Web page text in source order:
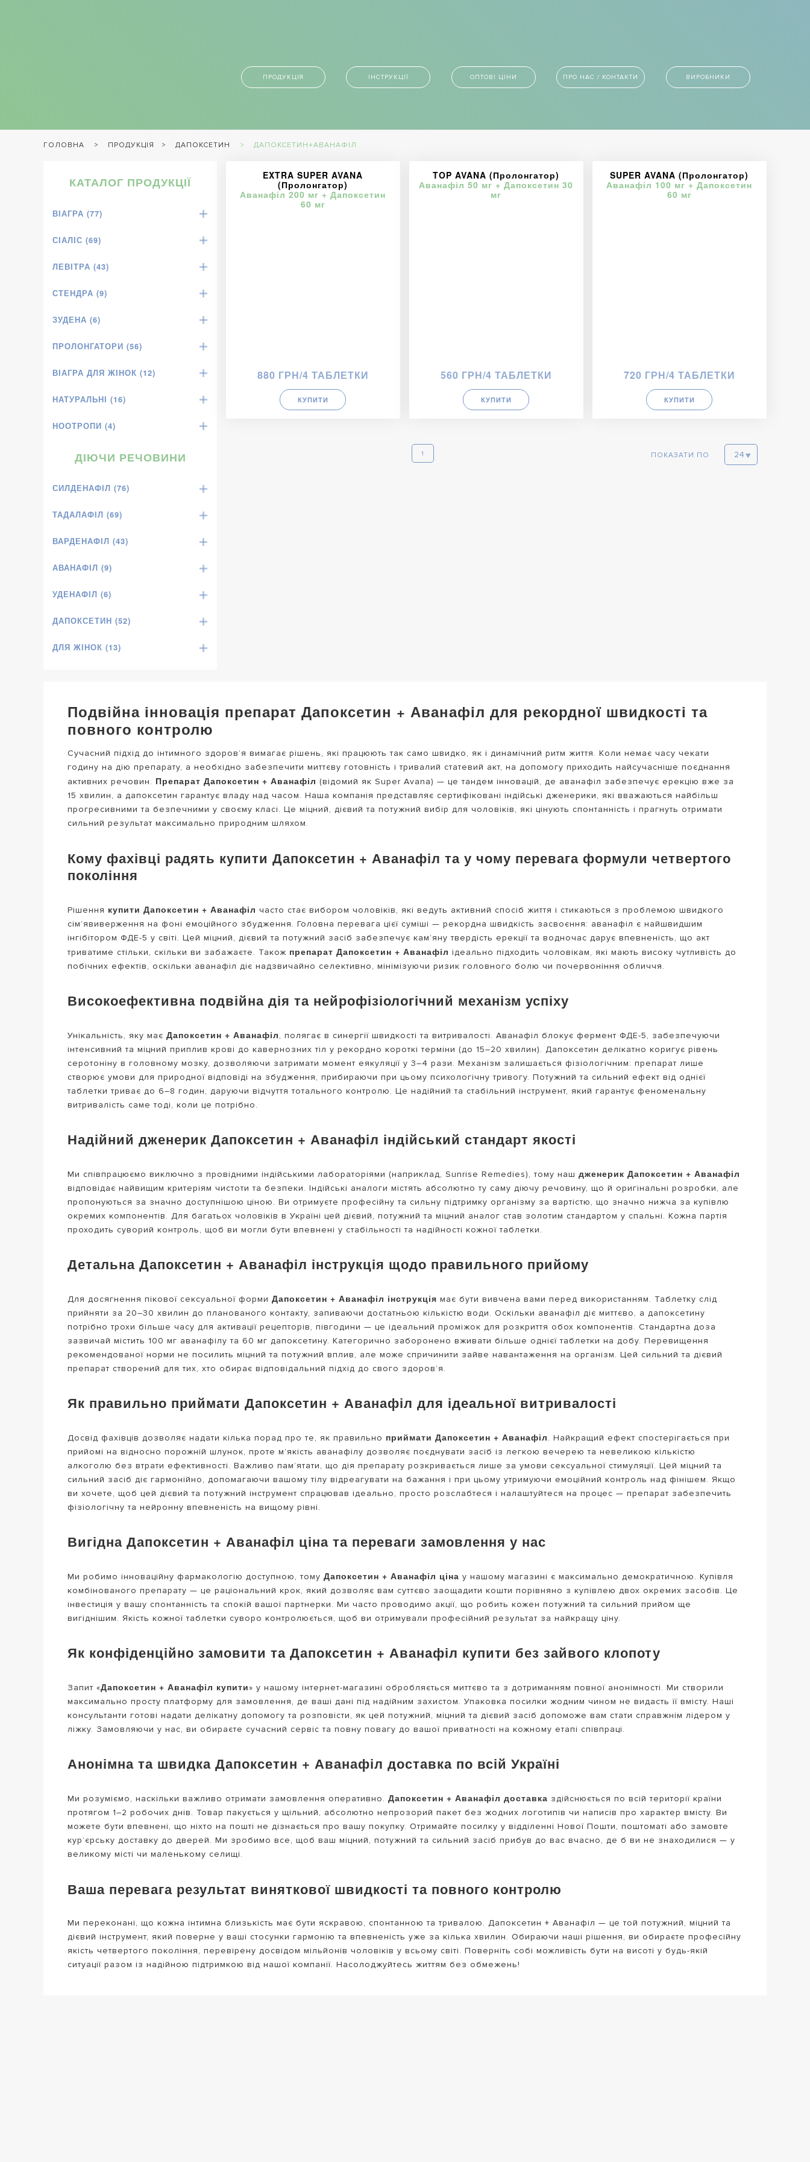
ПРОДУКЦІЯ ІНСТРУКЦІЇ ОПТОВІ ЦІНИ ПРО НАС / КОНТАКТИ ВИРОБНИКИ
ГОЛОВНА ПРОДУКЦІЯ ДАПОКСЕТИН ДАПОКСЕТИН+АВАНАФІЛ
КАТАЛОГ ПРОДУКЦІЇ
ВІАГРА (77)
СІАЛІС (69)
ЛЕВІТРА (43)
СТЕНДРА (9)
ЗУДЕНА (6)
ПРОЛОНГАТОРИ (56)
ВІАГРА ДЛЯ ЖІНОК (12)
НАТУРАЛЬНІ (16)
НООТРОПИ (4)
ДІЮЧИ РЕЧОВИНИ
СИЛДЕНАФІЛ (76)
ТАДАЛАФІЛ (69)
ВАРДЕНАФІЛ (43)
АВАНАФІЛ (9)
УДЕНАФІЛ (6)
ДАПОКСЕТИН (52)
ДЛЯ ЖІНОК (13)
EXTRA SUPER AVANA
(Пролонгатор)
Аванафіл 200 мг + Дапоксетин
60 мг
880 ГРН/4 ТАБЛЕТКИ
КУПИТИ
TOP AVANA (Пролонгатор)
Аванафіл 50 мг + Дапоксетин 30
мг
560 ГРН/4 ТАБЛЕТКИ
КУПИТИ
SUPER AVANA (Пролонгатор)
Аванафіл 100 мг + Дапоксетин
60 мг
720 ГРН/4 ТАБЛЕТКИ
КУПИТИ
1 ПОКАЗАТИ ПО
Подвійна інновація препарат Дапоксетин + Аванафіл для рекордної швидкості та
повного контролю
Сучасний підхід до інтимного здоров’я вимагає рішень, які працюють так само швидко, як і динамічний ритм життя. Коли немає часу чекати
годину на дію препарату, а необхідно забезпечити миттєву готовність і тривалий статевий акт, на допомогу приходить найсучасніше поєднання
активних речовин. Препарат Дапоксетин + Аванафіл (відомий як Super Avana) — це тандем інновацій, де аванафіл забезпечує ерекцію вже за
15 хвилин, а дапоксетин гарантує владу над часом. Наша компанія представляє сертифіковані індійські дженерики, які вважаються найбільш
прогресивними та безпечними у своєму класі. Це міцний, дієвий та потужний вибір для чоловіків, які цінують спонтанність і прагнуть отримати
сильний результат максимально природним шляхом.
Кому фахівці радять купити Дапоксетин + Аванафіл та у чому перевага формули четвертого
покоління
Рішення купити Дапоксетин + Аванафіл часто стає вибором чоловіків, які ведуть активний спосіб життя і стикаються з проблемою швидкого
сім’явиверження на фоні емоційного збудження. Головна перевага цієї суміші — рекордна швидкість засвоєння: аванафіл є найшвидшим
інгібітором ФДЕ-5 у світі. Цей міцний, дієвий та потужний засіб забезпечує кам’яну твердість ерекції та водночас дарує впевненість, що акт
триватиме стільки, скільки ви забажаєте. Також препарат Дапоксетин + Аванафіл ідеально підходить чоловікам, які мають високу чутливість до
побічних ефектів, оскільки аванафіл діє надзвичайно селективно, мінімізуючи ризик головного болю чи почервоніння обличчя.
Високоефективна подвійна дія та нейрофізіологічний механізм успіху
Унікальність, яку має Дапоксетин + Аванафіл, полягає в синергії швидкості та витривалості. Аванафіл блокує фермент ФДЕ-5, забезпечуючи
інтенсивний та міцний приплив крові до кавернозних тіл у рекордно короткі терміни (до 15–20 хвилин). Дапоксетин делікатно коригує рівень
серотоніну в головному мозку, дозволяючи затримати момент еякуляції у 3–4 рази. Механізм залишається фізіологічним: препарат лише
створює умови для природної відповіді на збудження, прибираючи при цьому психологічну тривогу. Потужний та сильний ефект від однієї
таблетки триває до 6–8 годин, даруючи відчуття тотального контролю. Це надійний та стабільний інструмент, який гарантує феноменальну
витривалість саме тоді, коли це потрібно.
Надійний дженерик Дапоксетин + Аванафіл індійський стандарт якості
Ми співпрацюємо виключно з провідними індійськими лабораторіями (наприклад, Sunrise Remedies), тому наш дженерик Дапоксетин + Аванафіл
відповідає найвищим критеріям чистоти та безпеки. Індійські аналоги містять абсолютно ту саму діючу речовину, що й оригінальні розробки, але
пропонуються за значно доступнішою ціною. Ви отримуєте професійну та сильну підтримку організму за вартістю, що значно нижча за купівлю
окремих компонентів. Для багатьох чоловіків в Україні цей дієвий, потужний та міцний аналог став золотим стандартом у спальні. Кожна партія
проходить суворий контроль, щоб ви могли бути впевнені у стабільності та надійності кожної таблетки.
Детальна Дапоксетин + Аванафіл інструкція щодо правильного прийому
Для досягнення пікової сексуальної форми Дапоксетин + Аванафіл інструкція має бути вивчена вами перед використанням. Таблетку слід
прийняти за 20–30 хвилин до планованого контакту, запиваючи достатньою кількістю води. Оскільки аванафіл діє миттєво, а дапоксетину
потрібно трохи більше часу для активації рецепторів, півгодини — це ідеальний проміжок для розкриття обох компонентів. Стандартна доза
зазвичай містить 100 мг аванафілу та 60 мг дапоксетину. Категорично заборонено вживати більше однієї таблетки на добу. Перевищення
рекомендованої норми не посилить міцний та потужний вплив, але може спричинити зайве навантаження на організм. Цей сильний та дієвий
препарат створений для тих, хто обирає відповідальний підхід до свого здоров’я.
Як правильно приймати Дапоксетин + Аванафіл для ідеальної витривалості
Досвід фахівців дозволяє надати кілька порад про те, як правильно приймати Дапоксетин + Аванафіл. Найкращий ефект спостерігається при
прийомі на відносно порожній шлунок, проте м’якість аванафілу дозволяє поєднувати засіб із легкою вечерею та невеликою кількістю
алкоголю без втрати ефективності. Важливо пам’ятати, що дія препарату розкривається лише за умови сексуальної стимуляції. Цей міцний та
сильний засіб діє гармонійно, допомагаючи вашому тілу відреагувати на бажання і при цьому утримуючи емоційний контроль над фінішем. Якщо
ви хочете, щоб цей дієвий та потужний інструмент спрацював ідеально, просто розслабтеся і налаштуйтеся на процес — препарат забезпечить
фізіологічну та нейронну впевненість на вищому рівні.
Вигідна Дапоксетин + Аванафіл ціна та переваги замовлення у нас
Ми робимо інноваційну фармакологію доступною, тому Дапоксетин + Аванафіл ціна у нашому магазині є максимально демократичною. Купівля
комбінованого препарату — це раціональний крок, який дозволяє вам суттєво заощадити кошти порівняно з купівлею двох окремих засобів. Це
інвестиція у вашу спонтанність та спокій вашої партнерки. Ми часто проводимо акції, що робить кожен потужний та сильний прийом ще
вигіднішим. Якість кожної таблетки суворо контролюється, щоб ви отримували професійний результат за найкращу ціну.
Як конфіденційно замовити та Дапоксетин + Аванафіл купити без зайвого клопоту
Запит «Дапоксетин + Аванафіл купити» у нашому інтернет-магазині обробляється миттєво та з дотриманням повної анонімності. Ми створили
максимально просту платформу для замовлення, де ваші дані під надійним захистом. Упаковка посилки жодним чином не видасть її вмісту. Наші
консультанти готові надати делікатну допомогу та розповісти, як цей потужний, міцний та дієвий засіб допоможе вам стати справжнім лідером у
ліжку. Замовляючи у нас, ви обираєте сучасний сервіс та повну повагу до вашої приватності на кожному етапі співпраці.
Анонімна та швидка Дапоксетин + Аванафіл доставка по всій Україні
Ми розуміємо, наскільки важливо отримати замовлення оперативно. Дапоксетин + Аванафіл доставка здійснюється по всій території країни
протягом 1–2 робочих днів. Товар пакується у щільний, абсолютно непрозорий пакет без жодних логотипів чи написів про характер вмісту. Ви
можете бути впевнені, що ніхто на пошті не дізнається про вашу покупку. Отримайте посилку у відділенні Нової Пошти, поштоматі або замовте
кур’єрську доставку до дверей. Ми зробимо все, щоб ваш міцний, потужний та сильний засіб прибув до вас вчасно, де б ви не знаходилися — у
великому місті чи маленькому селищі.
Ваша перевага результат виняткової швидкості та повного контролю
Ми переконані, що кожна інтимна близькість має бути яскравою, спонтанною та тривалою. Дапоксетин + Аванафіл — це той потужний, міцний та
дієвий інструмент, який поверне у ваші стосунки гармонію та впевненість уже за кілька хвилин. Обираючи наші рішення, ви обираєте професійну
якість четвертого покоління, перевірену досвідом мільйонів чоловіків у всьому світі. Поверніть собі можливість бути на висоті у будь-якій
ситуації разом із надійною підтримкою від нашої компанії. Насолоджуйтесь життям без обмежень!